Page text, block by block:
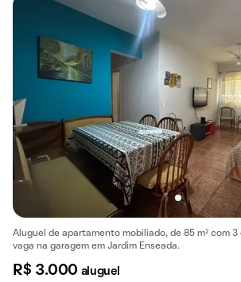
Aluguel de apartamento mobiliado, de 85 m² com 3
vaga na garagem em Jardim Enseada.
R$ 3.000 aluguel